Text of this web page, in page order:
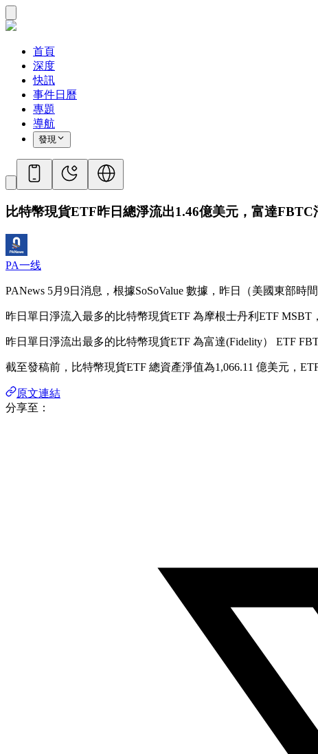
首頁
深度
快訊
事件日曆
專題
導航
發現
比特幣現貨ETF昨日總淨流出1.46億美元，富達FBTC
PA一线
PANews 5月9日消息，根據SoSoValue 數據，昨日（美國東部時
昨日單日淨流入最多的比特幣現貨ETF 為摩根士丹利ETF MSBT
昨日單日淨流出最多的比特幣現貨ETF 為富達(Fidelity） ETF
截至發稿前，比特幣現貨ETF 總資產淨值為1,066.11 億美元，
原文連結
分享至：